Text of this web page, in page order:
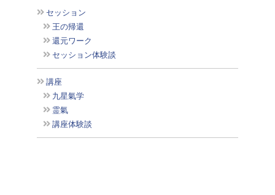
セッション
王の帰還
還元ワーク
セッション体験談
講座
九星氣学
霊氣
講座体験談